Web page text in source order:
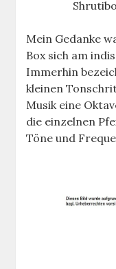
Mein Gedanke
Box sich am
Immerhin
kleinen
Musik eine
die einzelnen
Töne und